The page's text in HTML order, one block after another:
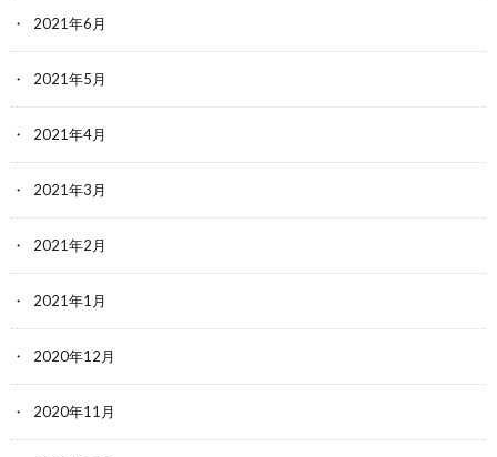
2021年6月
2021年5月
2021年4月
2021年3月
2021年2月
2021年1月
2020年12月
2020年11月